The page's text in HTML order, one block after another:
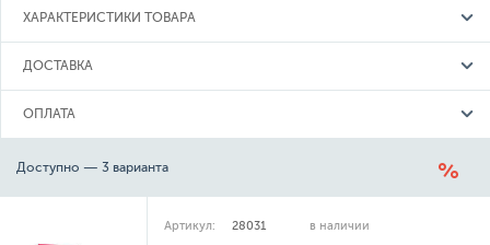
ХАРАКТЕРИСТИКИ ТОВАРА
ДОСТАВКА
ОПЛАТА
Доступно — 3 варианта
Артикул: 28031 в наличии